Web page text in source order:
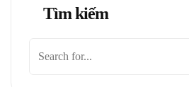
Tìm kiếm